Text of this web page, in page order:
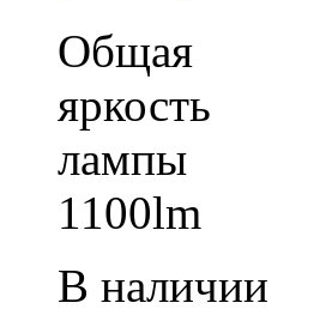
Общая
яркость
лампы
1100lm
В наличии